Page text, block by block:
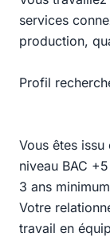
services
production,
Profil
Vous êtes
niveau BAC
3 ans
Votre
travail en